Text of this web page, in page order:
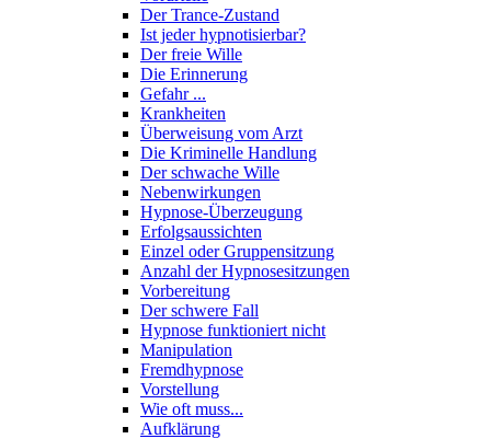
Der Trance-Zustand
Ist jeder hypnotisierbar?
Der freie Wille
Die Erinnerung
Gefahr ...
Krankheiten
Überweisung vom Arzt
Die Kriminelle Handlung
Der schwache Wille
Nebenwirkungen
Hypnose-Überzeugung
Erfolgsaussichten
Einzel oder Gruppensitzung
Anzahl der Hypnosesitzungen
Vorbereitung
Der schwere Fall
Hypnose funktioniert nicht
Manipulation
Fremdhypnose
Vorstellung
Wie oft muss...
Aufklärung